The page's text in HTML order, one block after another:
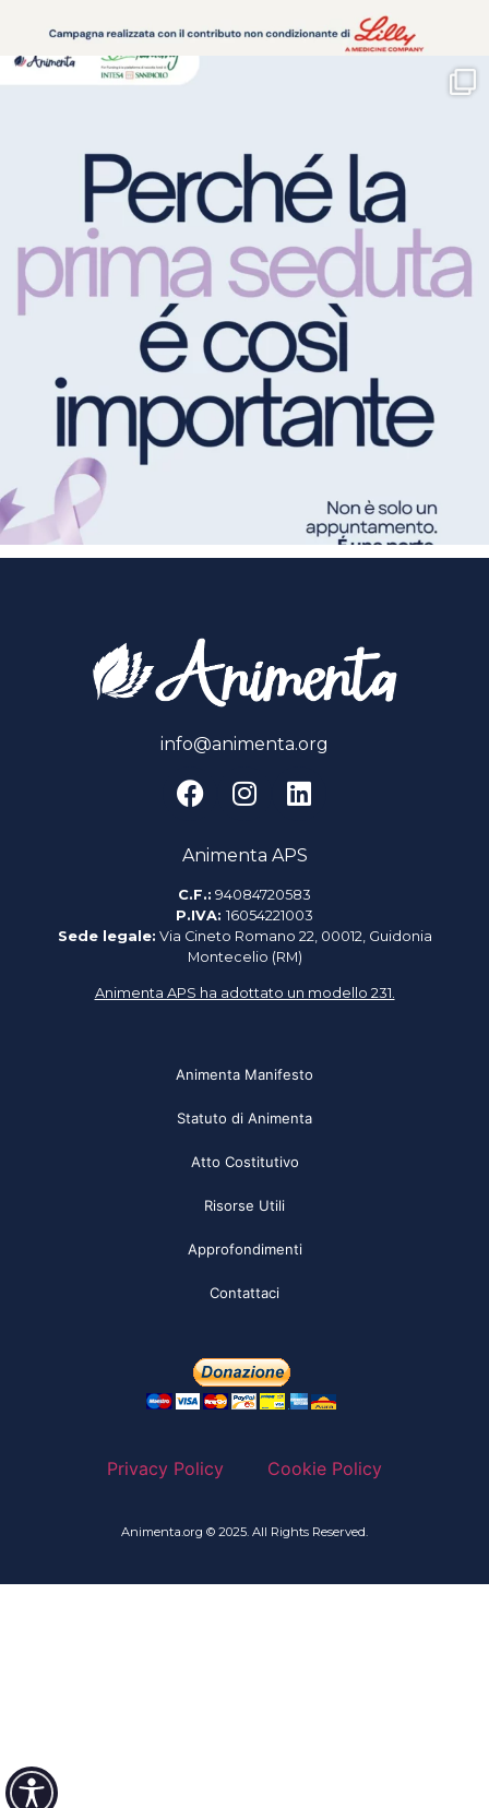
info@animenta.org
Animenta APS
C.F.: 94084720583
P.IVA: 16054221003
Sede legale: Via Cineto Romano 22, 00012, Guidonia
Montecelio (RM)
Animenta APS ha adottato un modello 231.
Animenta Manifesto
Statuto di Animenta
Atto Costitutivo
Risorse Utili
Approfondimenti
Contattaci
Privacy Policy Cookie Policy
Animenta.org © 2025. All Rights Reserved.